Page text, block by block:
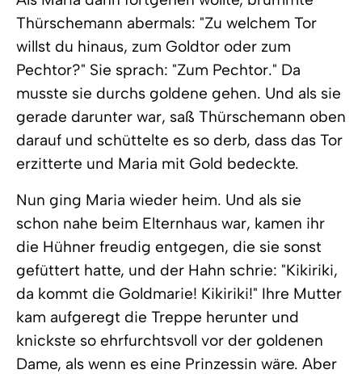
Thürschemann abermals: "Zu welchem Tor
willst du hinaus, zum Goldtor oder zum
Pechtor?" Sie sprach: "Zum Pechtor." Da
musste sie durchs goldene gehen. Und als sie
gerade darunter war, saß Thürschemann oben
darauf und schüttelte es so derb, dass das Tor
erzitterte und Maria mit Gold bedeckte.
Nun ging Maria wieder heim. Und als sie
schon nahe beim Elternhaus war, kamen ihr
die Hühner freudig entgegen, die sie sonst
gefüttert hatte, und der Hahn schrie: "Kikiriki,
da kommt die Goldmarie! Kikiriki!" Ihre Mutter
kam aufgeregt die Treppe herunter und
knickste so ehrfurchtsvoll vor der goldenen
Dame, als wenn es eine Prinzessin wäre. Aber